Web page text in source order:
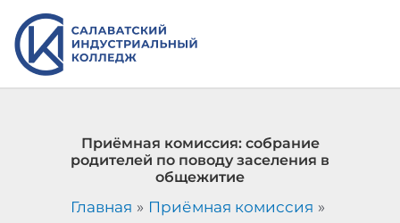
Перейти
содержимому
Приёмная комиссия: собрание
родителей по поводу заселения в
общежитие
Главная
Приёмная комиссия